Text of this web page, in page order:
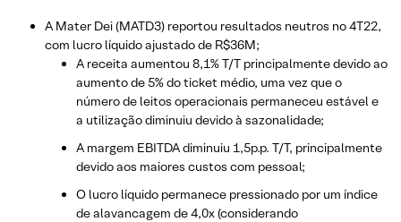
A Mater Dei (MATD3) reportou resultados neutros no 4T22,
com lucro líquido ajustado de R$36M;
A receita aumentou 8,1% T/T principalmente devido ao
aumento de 5% do ticket médio, uma vez que o
número de leitos operacionais permaneceu estável e
a utilização diminuiu devido à sazonalidade;
A margem EBITDA diminuiu 1,5p.p. T/T, principalmente
devido aos maiores custos com pessoal;
O lucro líquido permanece pressionado por um índice
de alavancagem de 4,0x (considerando